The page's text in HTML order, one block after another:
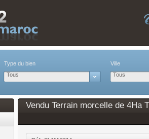
Type du bien
Tous
Ville
Tous
Vendu Terrain morcelle de 4Ha